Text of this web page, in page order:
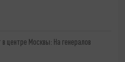
центре Москвы: На генералов